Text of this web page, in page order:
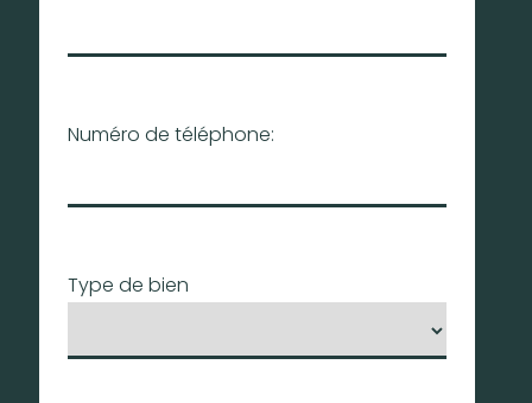
Numéro de téléphone:
Type de bien